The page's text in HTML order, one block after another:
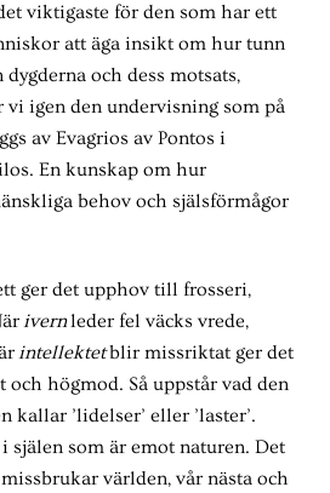
viktigaste för den som har ett
att äga insikt om hur tunn
och dess motsats,
vi igen den undervisning som på
av Evagrios av Pontos i
En kunskap om hur
behov och själsförmågor
ger det upphov till frosseri,
ivernleder fel väcks vrede,
intellektetblir missriktat ger det
högmod. Så uppstår vad den
’lidelser’ eller ’laster’.
själen som är emot naturen. Det
världen, vår nästa och